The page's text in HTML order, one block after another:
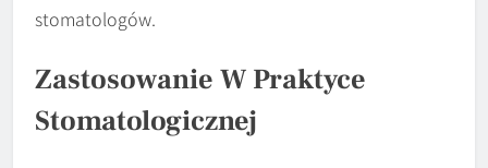
stomatologów.
Zastosowanie W Praktyce
Stomatologicznej